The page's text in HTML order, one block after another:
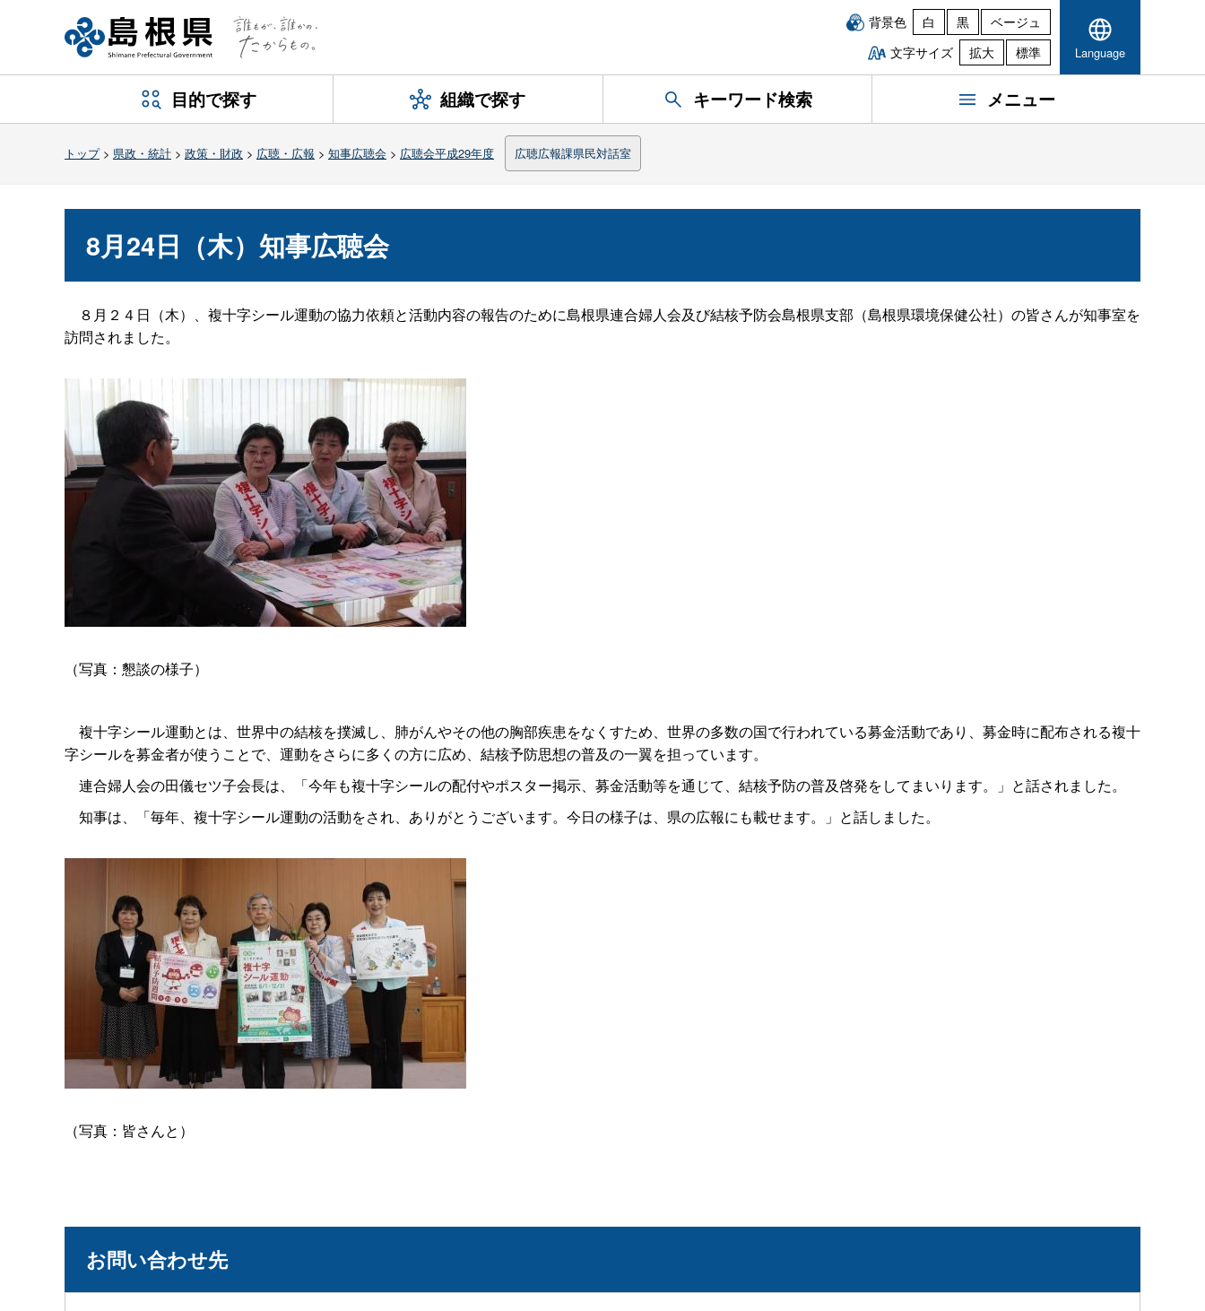
背景色 白 黒
ベージュ
文字サイズ
拡大 標準 Language
目的で探す 組織で探す キーワード検索 メニュー
トップ> 県政・統計 > 政策・財政 > 広聴・広報 > 知事広聴会 > 広聴会平成29年度 広聴広報課県民対話室
8月24日（木）知事広聴会
８月２４日（木）、複十字シール運動の協力依頼と活動内容の報告のために島根県連合婦人会及び結核予防会島根県支部（島根県環境保健公社）の皆さんが知事室を
訪問されました。
（写真：懇談の様子）
複十字シール運動とは、世界中の結核を撲滅し、肺がんやその他の胸部疾患をなくすため、世界の多数の国で行われている募金活動であり、募金時に配布される複十
字シールを募金者が使うことで、運動をさらに多くの方に広め、結核予防思想の普及の一翼を担っています。
連合婦人会の田儀セツ子会長は、「今年も複十字シールの配付やポスター掲示、募金活動等を通じて、結核予防の普及啓発をしてまいります。」と話されました。
知事は、「毎年、複十字シール運動の活動をされ、ありがとうございます。今日の様子は、県の広報にも載せます。」と話しました。
（写真：皆さんと）
お問い合わせ先